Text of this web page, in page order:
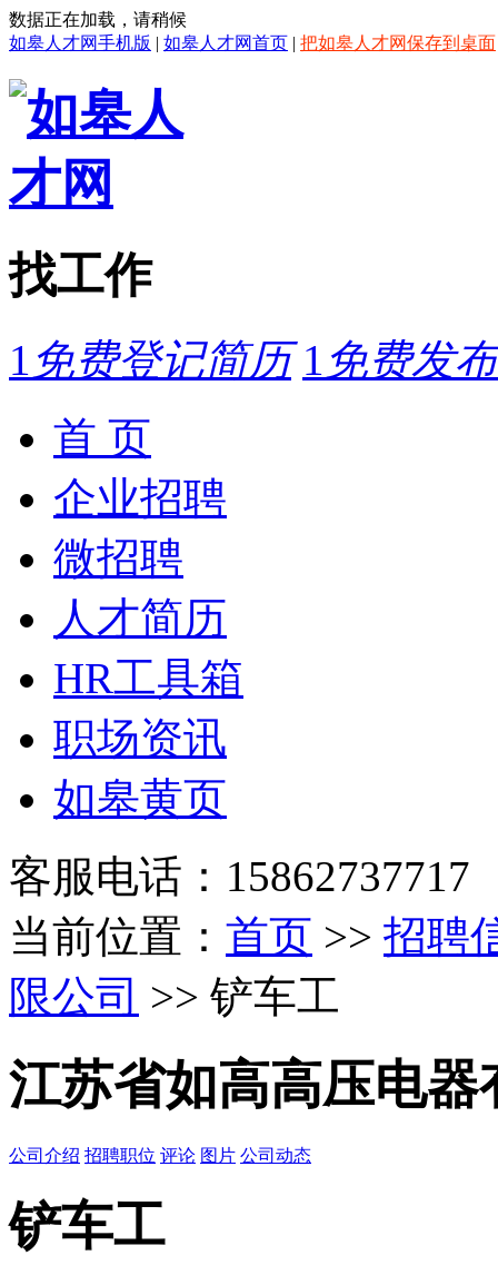
数据正在加载，请稍候
如皋人才网手机版 | 如皋人才网首页 | 把如皋人才网保存到桌面
找工作
1 免费登记简历 1 免费发
首 页
企业招聘
微招聘
人才简历
HR工具箱
职场资讯
如皋黄页
客服电话：15862737717
当前位置： 首页 >> 招聘
限公司 >> 铲车工
江苏省如高高压电器
公司介绍 招聘职位 评论 图片 公司动态
铲车工